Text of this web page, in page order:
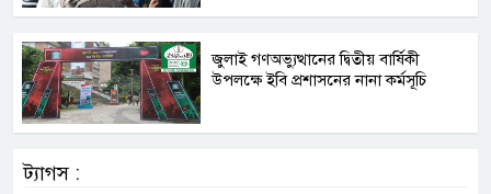
জুলাই গণঅভ্যুত্থানের দ্বিতীয় বার্ষিকী
উপলক্ষে ইবি প্রশাসনের নানা কর্মসূচি
ট্যাগস :